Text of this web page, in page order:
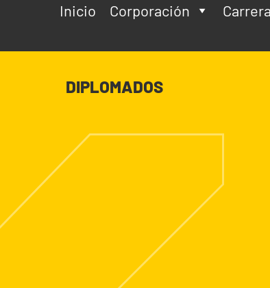
Inicio Corporación
DIPLOMADOS